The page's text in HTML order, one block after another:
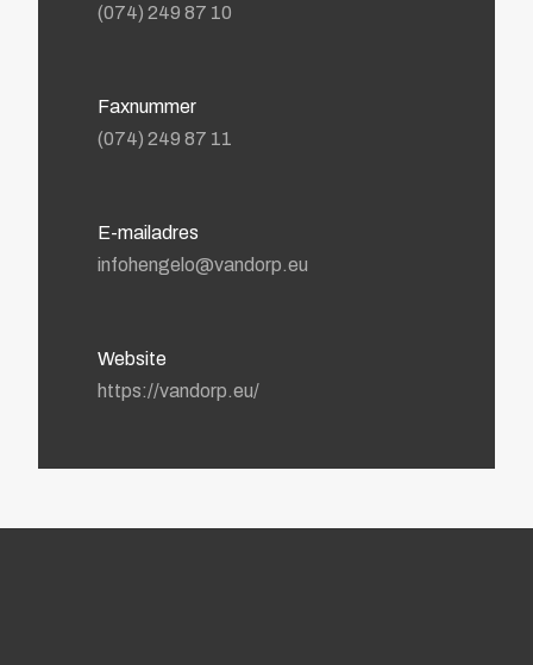
(074) 249 87 10
Faxnummer
(074) 249 87 11
E-mailadres
infohengelo@vandorp.eu
Website
https://vandorp.eu/